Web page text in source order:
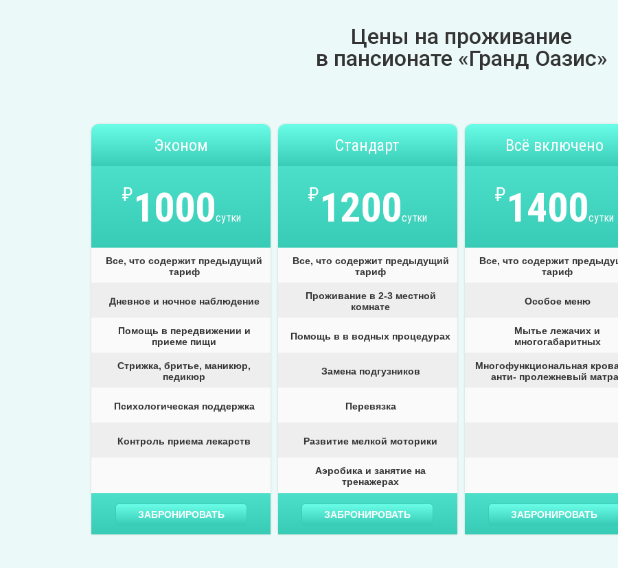
Цены на проживание
в пансионате «Гранд Оазис»
Эконом
₽1000сутки
Все, что содержит предыдущий
тариф
Дневное и ночное наблюдение
Помощь в передвижении и
приеме пищи
Стрижка, бритье, маникюр,
педикюр
Психологическая поддержка
Контроль приема лекарств
ЗАБРОНИРОВАТЬ
Стандарт
₽1200сутки
Все, что содержит предыдущий
тариф
Проживание в 2-3 местной
комнате
Помощь в в водных процедурах
Замена подгузников
Перевязка
Развитие мелкой моторики
Аэробика и занятие на
тренажерах
ЗАБРОНИРОВАТЬ
Всё включено
₽1400сутки
Все, что содержит
тариф
Особое меню
Мытье лежачих и
многогабаритных
Многофункциональная
анти- пролежневый
ЗАБРОНИРОВАТЬ